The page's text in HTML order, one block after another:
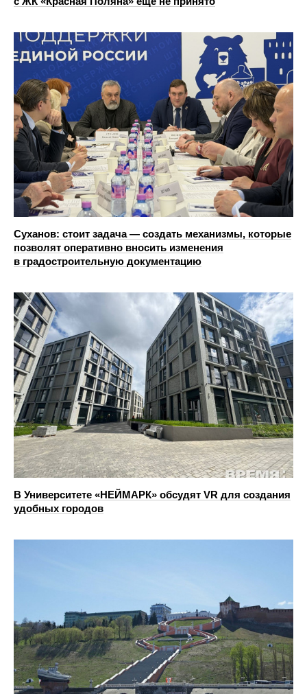
Суханов: стоит задача — создать механизмы, которые
позволят оперативно вносить изменения
в градостроительную документацию
В Университете «НЕЙМАРК» обсудят VR для создания
удобных городов